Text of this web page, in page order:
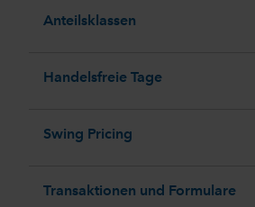
Anteilsklassen
Handelsfreie Tage
Swing Pricing
Transaktionen und Formulare